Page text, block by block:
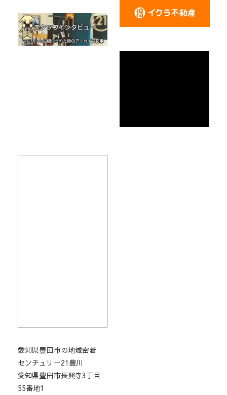
愛知県豊田市の地域密着
センチュリー21豊川
愛知県豊田市長興寺3丁目
55番地1